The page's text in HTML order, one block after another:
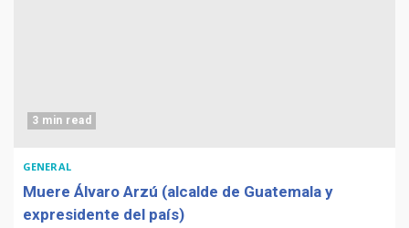
3 min read
GENERAL
Muere Álvaro Arzú (alcalde de Guatemala y
expresidente del país)